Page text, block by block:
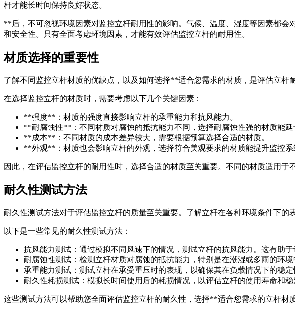
杆才能长时间保持良好状态。
**后，不可忽视环境因素对监控立杆耐用性的影响。气候、温度、湿度等因素都
和安全性。只有全面考虑环境因素，才能有效评估监控立杆的耐用性。
材质选择的重要性
了解不同监控立杆材质的优缺点，以及如何选择**适合您需求的材质，是评估立杆
在选择监控立杆的材质时，需要考虑以下几个关键因素：
**强度**：材质的强度直接影响立杆的承重能力和抗风能力。
**耐腐蚀性**：不同材质对腐蚀的抵抗能力不同，选择耐腐蚀性强的材质能延
**成本**：不同材质的成本差异较大，需要根据预算选择合适的材质。
**外观**：材质也会影响立杆的外观，选择符合美观要求的材质能提升监控系
因此，在评估监控立杆的耐用性时，选择合适的材质至关重要。不同的材质适用于
耐久性测试方法
耐久性测试方法对于评估监控立杆的质量至关重要。了解立杆在各种环境条件下的
以下是一些常见的耐久性测试方法：
抗风能力测试：通过模拟不同风速下的情况，测试立杆的抗风能力。这有助于
耐腐蚀性测试：检测立杆材质对腐蚀的抵抗能力，特别是在潮湿或多雨的环
承重能力测试：测试立杆在承受重压时的表现，以确保其在负载情况下的稳定
耐久性耗损测试：模拟长时间使用后的耗损情况，以评估立杆的使用寿命和稳
这些测试方法可以帮助您全面评估监控立杆的耐久性，选择**适合您需求的立杆材